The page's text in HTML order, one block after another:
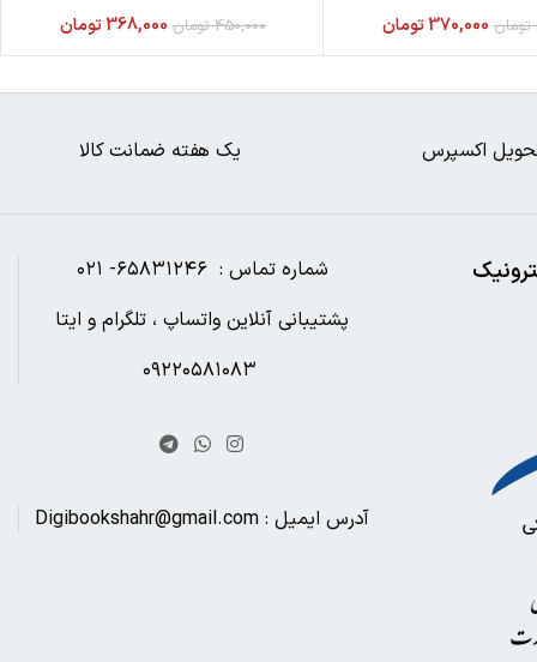
تومان 370,000تومان 450,000 تومان 368,000تومان
اکسپرس یک هفته ضمانت کالا
شماره تماس : ۶۵۸۳۱۲۴۶- ۰۲۱
پشتیبانی آنلاین واتساپ ، تلگرام و ایتا
آدرس ایمیل : Digibookshahr@gmail.com